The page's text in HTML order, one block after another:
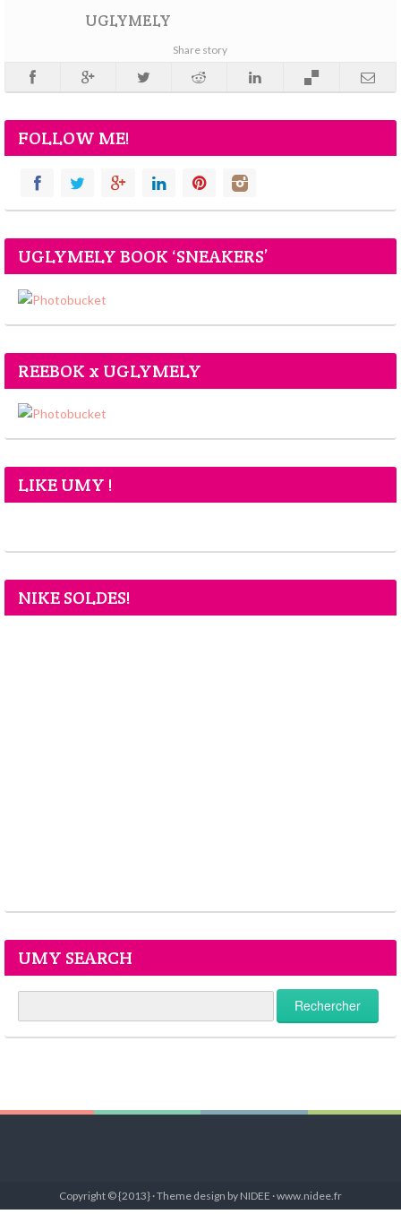
UGLYMELY
Share story
FOLLOW ME!
UGLYMELY BOOK ‘SNEAKERS’
REEBOK x UGLYMELY
LIKE UMY !
NIKE SOLDES!
UMY SEARCH
Copyright © {2013} · Theme design by NIDEE · www.nidee.fr